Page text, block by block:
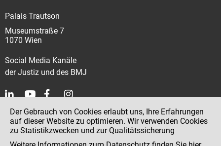
Palais Trautson
Museumstraße 7
1070 Wien
Social Media Kanäle
der Justiz und des BMJ
Kontakt
Impressum
Der Gebrauch von Cookies erlaubt uns, Ihre Erfahrungen
auf dieser Website zu optimieren. Wir verwenden Cookies
zu Statistikzwecken und zur Qualitätssicherung